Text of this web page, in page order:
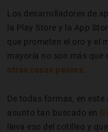
Los desarrolladores de
la Play Store y la App
que prometen el oro y el
mayoría no son más que
otras cosas peores
De todas formas, en
asunto tan buscado en
lleva eso del cotilleo y que